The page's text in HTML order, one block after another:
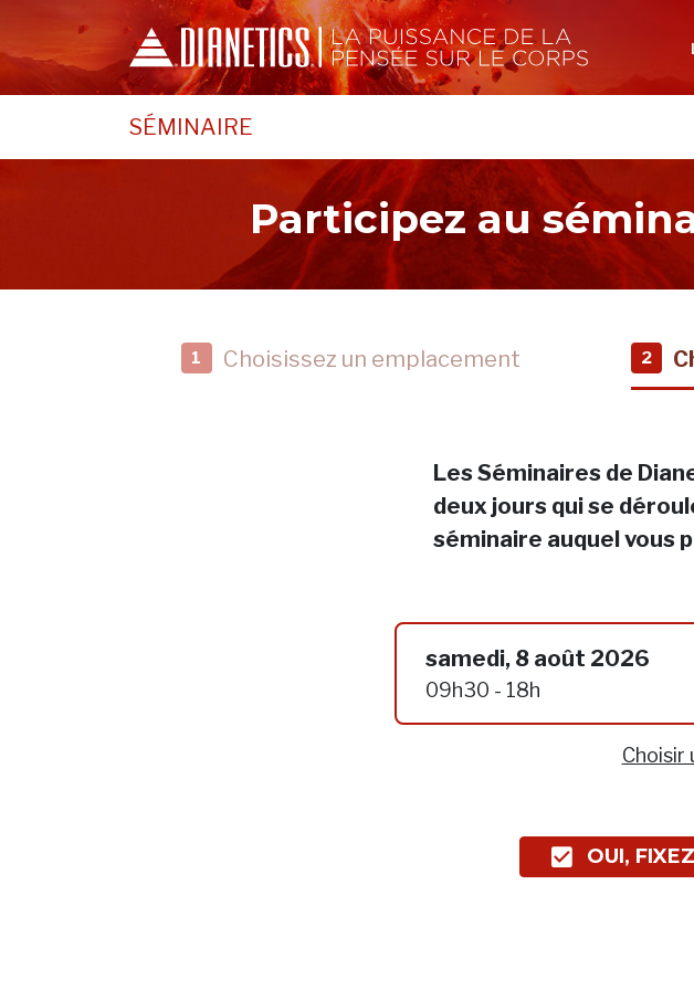
SÉMINAIRE
Participez au
1 Choisissez un emplacement 2
Les Séminaires de
deux jours qui se
séminaire auquel vous
samedi, 8 août 2026
09h30 - 18h
Choisir
OUI,